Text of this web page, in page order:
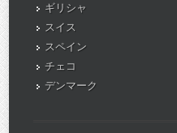
ギリシャ
スイス
スペイン
チェコ
デンマーク